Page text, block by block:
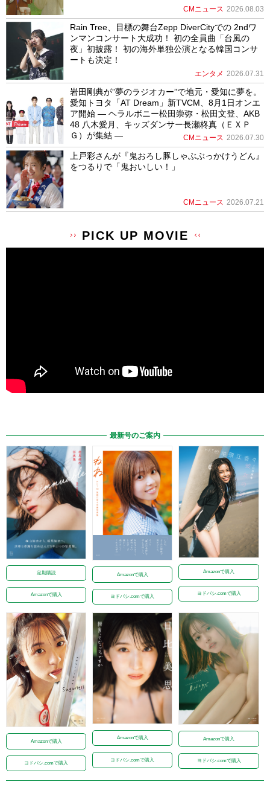
CMニュース 2026.08.03
Rain Tree、目標の舞台Zepp DiverCityでの 2ndワ
ンマンコンサート大成功！ 初の全員曲「台風の
夜」初披露！ 初の海外単独公演となる韓国コンサ
ートも決定！
エンタメ 2026.07.31
岩田剛典が”夢のラジオカー”で地元・愛知に夢を。
愛知トヨタ「AT Dream」新TVCM、8月1日オンエ
ア開始 ― ヘラルボニー松田崇弥・松田文登、AKB
48 八木愛月、キッズダンサー長瀬柊真（ＥＸＰ
Ｇ）が集結 ―
CMニュース 2026.07.30
上戸彩さんが『鬼おろし豚しゃぶぶっかけうどん』
をつるりで「鬼おいしい！」
CMニュース 2026.07.21
PICK UP MOVIE
最新号のご案内
定期購読
Amazonで購入
Amazonで購入
ヨドバシ.comで購入
Amazonで購入
ヨドバシ.comで購入
Amazonで購入
ヨドバシ.comで購入
Amazonで購入
ヨドバシ.comで購入
Amazonで購入
ヨドバシ.comで購入